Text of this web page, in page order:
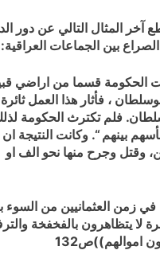
المثال التالي عن دور
بين الجماعات العراقية:
احالت الحكومة قسما من اراضي
، فأثار هذا العمل
سلطان. فلم تكترث الحكومة
بينهم “. وكانت النتيجة
وقتل وجرح منها نحو الف او
في زمن العثمانيين من
لا يتظاهرون بالفخفخة
اموالهم))ص132